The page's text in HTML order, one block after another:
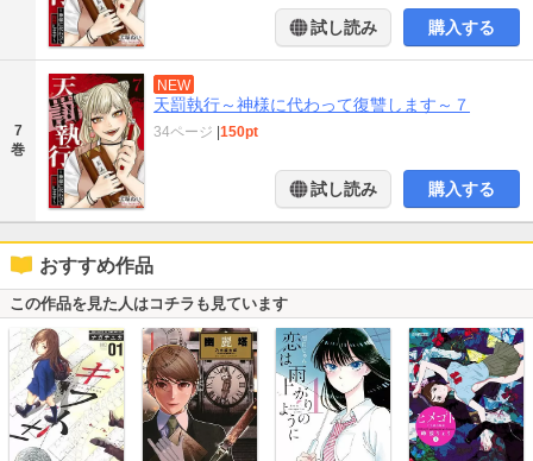
試し読み 購入する
7
巻
NEW
天罰執行～神様に代わって復讐します～７
34ページ 150pt
試し読み 購入する
おすすめ作品
この作品を見た人はコチラも見ています